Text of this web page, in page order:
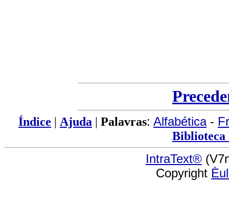
Índice | Ajuda | Palavras: Alfabética-
IntraText®
Copyright